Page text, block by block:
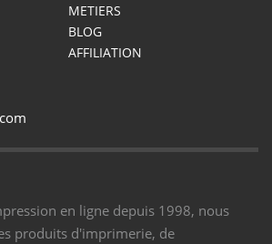
METIERS
BLOG
AFFILIATION
en ligne depuis 1998, nous
produits d'imprimerie, de